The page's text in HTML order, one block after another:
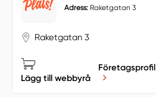
Adress: Raketgatan 3
Raketgatan 3
Lägg till webbyrå
Företagsprofil